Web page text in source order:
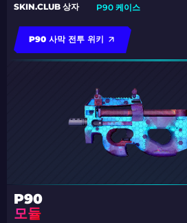
SKIN.CLUB 상자
P90 케이스
P90 사막 전투 위키
P90
모듈